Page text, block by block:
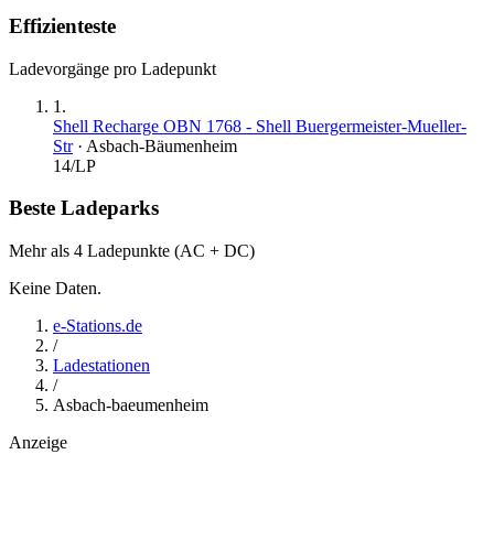
Effizienteste
Ladevorgänge pro Ladepunkt
1 .
Shell Recharge OBN 1768 - Shell Buergermeister-Mueller-
Str· Asbach-Bäumenheim
14/LP
Beste Ladeparks
Mehr als 4 Ladepunkte (AC + DC)
Keine Daten.
e-Stations.de
/
Ladestationen
/
Asbach-baeumenheim
Anzeige